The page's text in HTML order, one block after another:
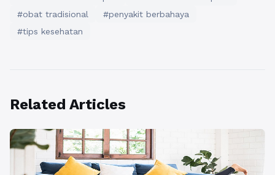
#obat tradisional
#penyakit berbahaya
#tips kesehatan
Related Articles